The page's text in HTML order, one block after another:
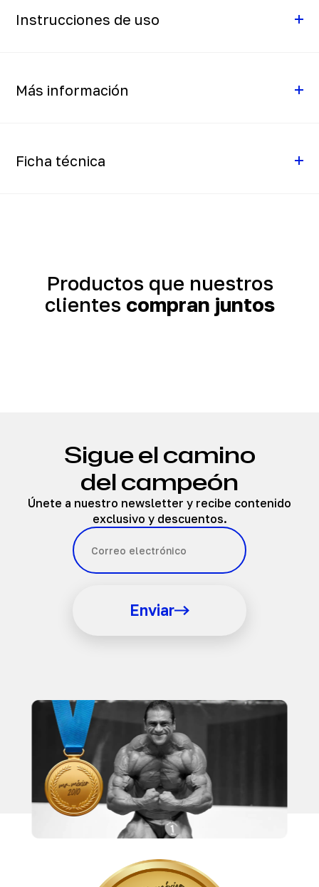
Instrucciones de uso
Más información
Ficha técnica
Productos que nuestros
clientes compran juntos
Sigue el camino
del campeón
Únete a nuestro newsletter y recibe contenido
exclusivo y descuentos.
Enviar